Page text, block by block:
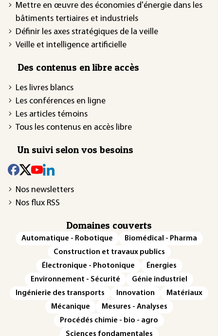
Mettre en œuvre des économies d'énergie dans les
bâtiments tertiaires et industriels
Définir les axes stratégiques de la veille
Veille et intelligence artificielle
Des contenus en libre accès
Les livres blancs
Les conférences en ligne
Les articles témoins
Tous les contenus en accès libre
Un suivi selon vos besoins
Nos newsletters
Nos flux RSS
Domaines couverts
Automatique - Robotique
Biomédical - Pharma
Construction et travaux publics
Électronique - Photonique
Énergies
Environnement - Sécurité
Génie industriel
Ingénierie des transports
Innovation
Matériaux
Mécanique
Mesures - Analyses
Procédés chimie - bio - agro
Sciences fondamentales